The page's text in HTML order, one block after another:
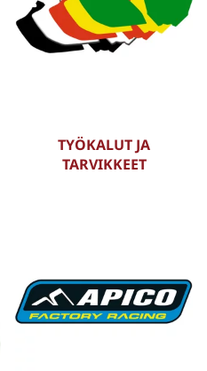
TYÖKALUT JA
TARVIKKEET